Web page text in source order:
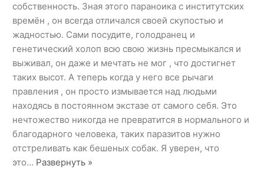
собственность. Зная этого параноика с институтских
времён , он всегда отличался своей скупостью и
жадностью. Сами посудите, голодранец и
генетический холоп всю свою жизнь пресмыкался и
выживал, он даже и мечтать не мог , что достигнет
таких высот. А теперь когда у него все рычаги
правления , он просто измывается над людьми
находясь в постоянном экстазе от самого себя. Это
нечтожество никогда не превратится в нормального и
благодарного человека, таких паразитов нужно
отстреливать как бешеных собак. Я уверен, что
это… Развернуть »